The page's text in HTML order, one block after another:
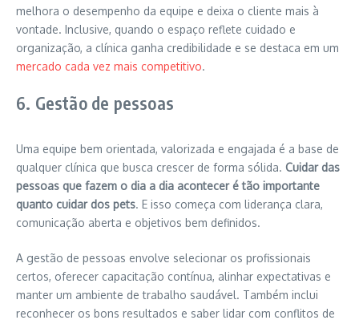
melhora o desempenho da equipe e deixa o cliente mais à
vontade. Inclusive, quando o espaço reflete cuidado e
organização, a clínica ganha credibilidade e se destaca em um
mercado cada vez mais competitivo.
6. Gestão de pessoas
Uma equipe bem orientada, valorizada e engajada é a base de
qualquer clínica que busca crescer de forma sólida. Cuidar das
pessoas que fazem o dia a dia acontecer é tão importante
quanto cuidar dos pets. E isso começa com liderança clara,
comunicação aberta e objetivos bem definidos.
A gestão de pessoas envolve selecionar os profissionais
certos, oferecer capacitação contínua, alinhar expectativas e
manter um ambiente de trabalho saudável. Também inclui
reconhecer os bons resultados e saber lidar com conflitos de